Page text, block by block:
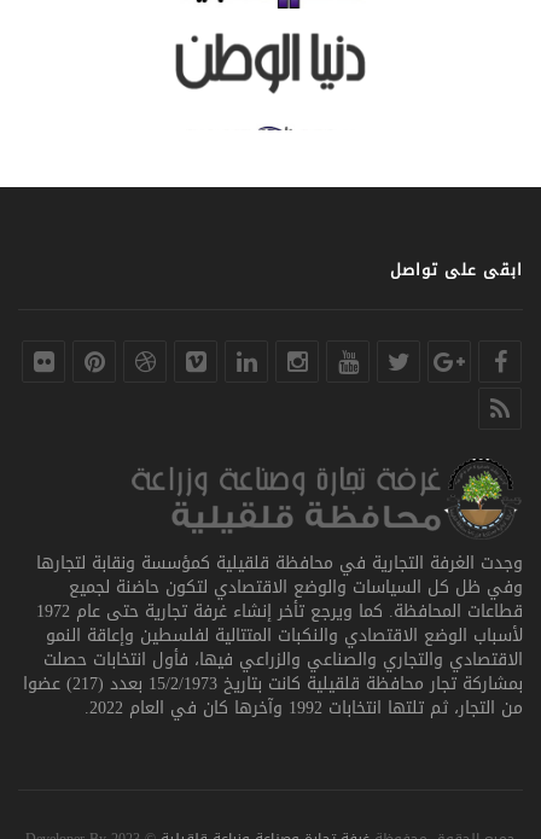
ابقى على تواصل
وجدت الغرفة التجارية في محافظة قلقيلية كمؤسسة ونقابة لتجارها
وفي ظل كل السياسات والوضع الاقتصادي لتكون حاضنة لجميع
قطاعات المحافظة. كما ويرجع تأخر إنشاء غرفة تجارية حتى عام 1972
لأسباب الوضع الاقتصادي والنكبات المتتالية لفلسطين وإعاقة النمو
الاقتصادي والتجاري والصناعي والزراعي فيها، فأول انتخابات حصلت
بمشاركة تجار محافظة قلقيلية كانت بتاريخ 15/2/1973 بعدد (217) عضوا
من التجار، ثم تلتها انتخابات 1992 وآخرها كان في العام 2022.